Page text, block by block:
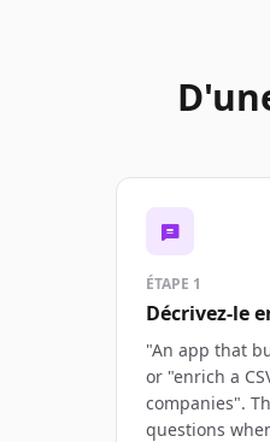
ÉTAPE 1
Décrivez-le
"An app that
or "enrich a
companies".
questions